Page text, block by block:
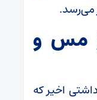
می‌رسد.
مس و
اخیر که